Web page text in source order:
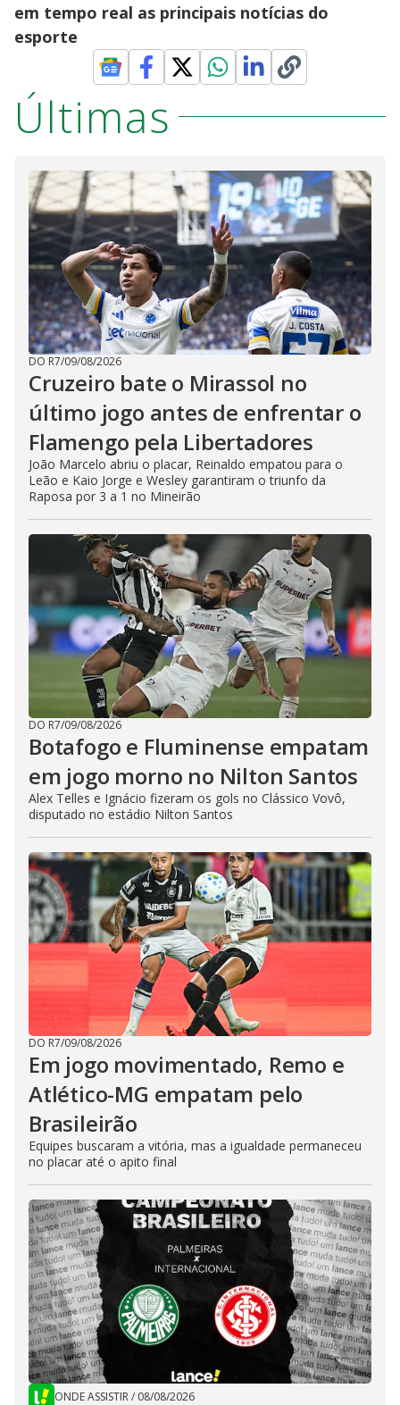
em tempo real as principais notícias do
esporte
Últimas
DO R7/09/08/2026
Cruzeiro bate o Mirassol no
último jogo antes de enfrentar o
Flamengo pela Libertadores
João Marcelo abriu o placar, Reinaldo empatou para o
Leão e Kaio Jorge e Wesley garantiram o triunfo da
Raposa por 3 a 1 no Mineirão
DO R7/09/08/2026
Botafogo e Fluminense empatam
em jogo morno no Nilton Santos
Alex Telles e Ignácio fizeram os gols no Clássico Vovô,
disputado no estádio Nilton Santos
DO R7/09/08/2026
Em jogo movimentado, Remo e
Atlético-MG empatam pelo
Brasileirão
Equipes buscaram a vitória, mas a igualdade permaneceu
no placar até o apito final
ONDE ASSISTIR/ 08/08/2026